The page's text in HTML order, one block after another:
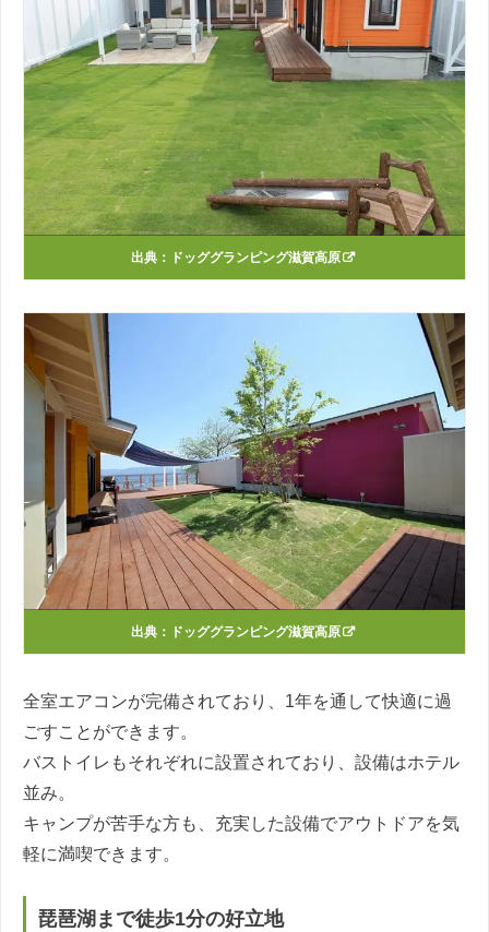
出典： ドッググランピング滋賀高原
出典： ドッググランピング滋賀高原
全室エアコンが完備されており、1年を通して快適に過
ごすことができます。
バストイレもそれぞれに設置されており、設備はホテル
並み。
キャンプが苦手な方も、充実した設備でアウトドアを気
軽に満喫できます。
琵琶湖まで徒歩1分の好立地